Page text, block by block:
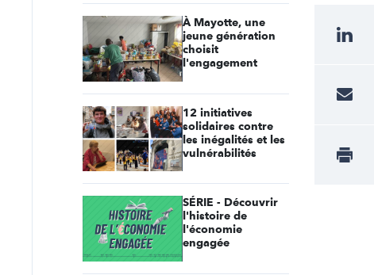
À Mayotte, une
jeune génération
choisit
l'engagement
12 initiatives
solidaires contre
les inégalités et les
vulnérabilités
SÉRIE - Découvrir
l'histoire de
l'économie
engagée